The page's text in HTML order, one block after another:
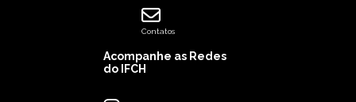
Contatos
Acompanhe as Redes
do IFCH